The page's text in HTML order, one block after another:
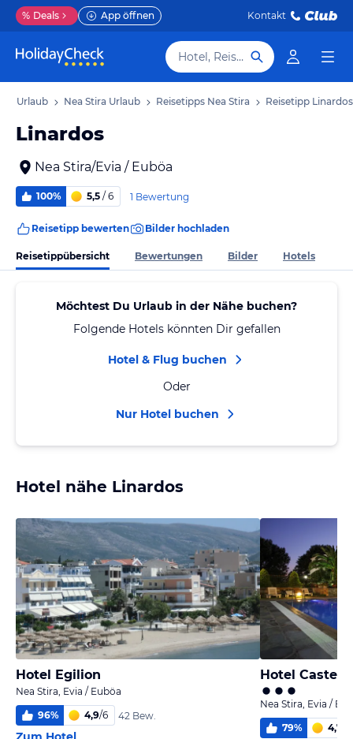
% Deals App öffnen Kontakt
Hotel, Reiseziel
Urlaub Nea Stira Urlaub Reisetipps Nea Stira Reisetipp Linardos
Linardos
Nea Stira/Evia / Euböa
100% 5,5 / 6 1 Bewertung
Reisetipp bewerten Bilder hochladen
Reisetippübersicht Bewertungen Bilder Hotels
Möchtest Du Urlaub in der Nähe buchen?
Folgende Hotels könnten Dir gefallen
Hotel & Flug buchen
Oder
Nur Hotel buchen
Hotel nähe Linardos
Hotel Egilion
Nea Stira, Evia / Euböa
96% 4,9/6 42 Bew.
Hotel
Nea Stira, Evia /
79% 4,7